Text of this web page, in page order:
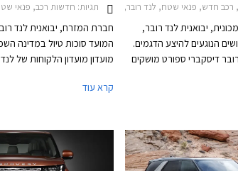
לנד רובר דיסקברי 5 2022-2026, לנד רובר דיסקברי ספורט 2020-2024, לנד רובר דיפנדר 110 2020-2026, לנד רובר ריינג' רובר איווק 5 דלתות 2019-2024מחירון רכב
יבואנית לנד רובר,
הנוגעים להיצע הדגמים.
רובר דיסקברי ספורט מושקים
תגיות: חדשות רכב, פנאי שטח, לנד רובר, לנד רובר
חברת המזרח, יבואנית לנד
מועדון מועדון הלקוחות של
דיפנדר השתתפו במסע ונהנו
קרא עוד